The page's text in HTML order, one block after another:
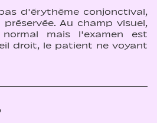
d'érythème conjonctival,
Au champ visuel,
mais l'examen est
droit, le patient ne voyant